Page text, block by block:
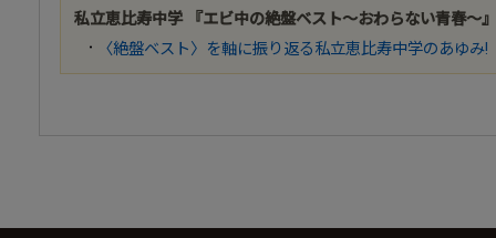
私立恵比寿中学 『エビ中の絶盤ベスト〜おわらない青春〜』
〈絶盤ベスト〉を軸に振り返る私立恵比寿中学のあゆみ!